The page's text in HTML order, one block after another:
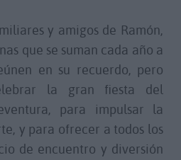
y amigos de Ramón,
que se suman cada año a
en su recuerdo, pero
la gran fiesta del
para impulsar la
y para ofrecer a todos los
de encuentro y diversión